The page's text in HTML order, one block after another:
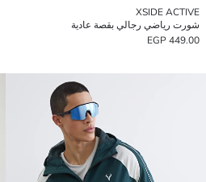
XSIDE ACTIVE
شورت رياضي رجالي بقصة عادية
449.00 EGP